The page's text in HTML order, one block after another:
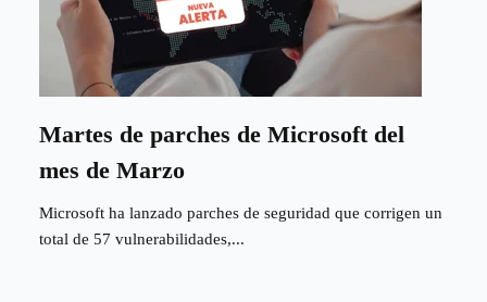
Martes de parches de Microsoft del
mes de Marzo
Microsoft ha lanzado parches de seguridad que corrigen un
total de 57 vulnerabilidades,...